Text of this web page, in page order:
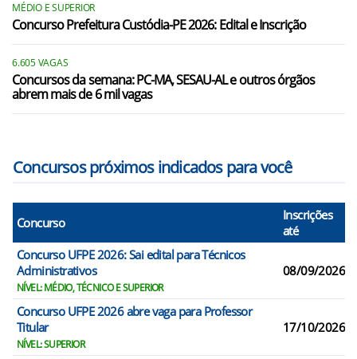
Itamaracá/PE
Itapissuma/PE
Itaquitinga/PE
Jaboatão dos Guararapes/PE
MÉDIO E SUPERIOR
Concurso Prefeitura Custódia-PE 2026: Edital e Inscrição
6.605 VAGAS
Concursos da semana: PC-MA, SESAU-AL e outros órgãos
abrem mais de 6 mil vagas
Concursos próximos indicados para você
Concurso
Inscrições
até
Concurso UFPE 2026: Sai edital para Técnicos
Administrativos
NÍVEL: MÉDIO, TÉCNICO E SUPERIOR
08/09/2026
Concurso UFPE 2026 abre vaga para Professor
Titular
NÍVEL: SUPERIOR
17/10/2026